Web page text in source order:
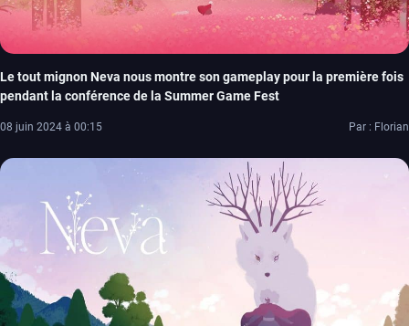
Le tout mignon Neva nous montre son gameplay pour la première fois
pendant la conférence de la Summer Game Fest
08 juin 2024 à 00:15 Par : Florian